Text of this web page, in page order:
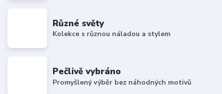
Různé světy
Kolekce s různou náladou a stylem
Pečlivě vybráno
Promyšlený výběr bez náhodných motivů